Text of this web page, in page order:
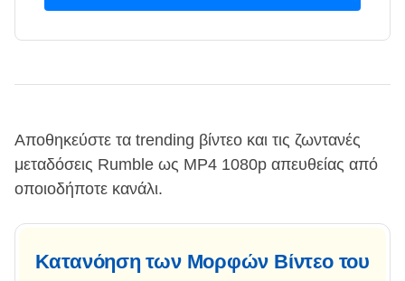
Αποθηκεύστε τα trending βίντεο και τις ζωντανές
μεταδόσεις Rumble ως MP4 1080p απευθείας από
οποιοδήποτε κανάλι.
Κατανόηση των Μορφών Βίντεο του